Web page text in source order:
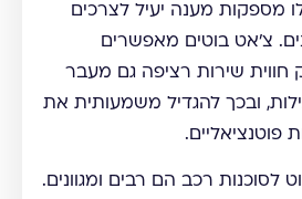
מספקות מענה יעיל לצרכים
צ'אט בוטים מאפשרים
חווית שירות רציפה גם מעבר
ובכך להגדיל משמעותית את
פוטנציאליים.
לסוכנות רכב הם רבים ומגוונים.